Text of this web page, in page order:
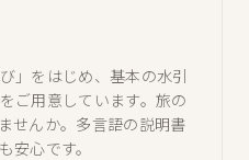
」をはじめ、基本の水引
ご用意しています。旅の
せんか。多言語の説明書
安心です。